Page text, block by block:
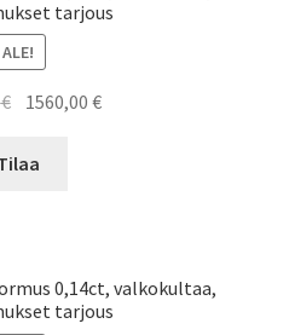
tarjous
ALE!
€ Alkuperäinen
oli:
1560,00€Nykyinen
0,14ct, valkokultaa,
tarjous